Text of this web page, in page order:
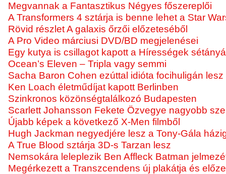
Megvannak a Fantasztikus Négyes főszereplői
A Transformers 4 sztárja is benne lehet a Star
Rövid részlet A galaxis őrzői előzeteséből
A Pro Video márciusi DVD/BD megjelenései
Egy kutya is csillagot kapott a Hírességek
Ocean’s Eleven – Tripla vagy semmi
Sacha Baron Cohen ezúttal idióta focihuligán lesz
Ken Loach életműdíjat kapott Berlinben
Szinkronos közönségtalálkozó Budapesten
Scarlett Johansson Fekete Özvegye nagyobb
Újabb képek a következő X-Men filmből
Hugh Jackman negyedjére lesz a Tony-Gála
A True Blood sztárja 3D-s Tarzan lesz
Nemsokára leleplezik Ben Affleck Batman
Megérkezett a Transzcendens új plakátja és